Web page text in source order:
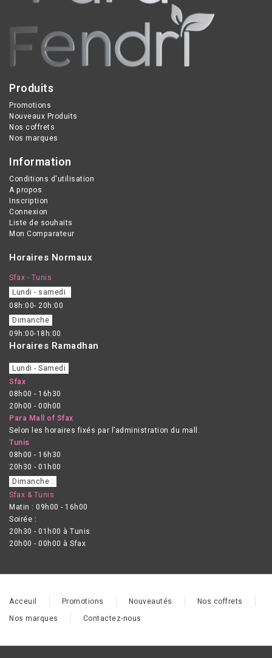
milieux aquatiques.
contre les UVA et UVB,
qui aide à prévenir les
taches pigmentaires,
Produits
Promotions
Nouveaux Produits
Nos coffrets
Nos marques
Information
Conditions d'utilisation
A propos
Inscription
Connexion
Liste de souhaits
Mon Comparateur
Horaires Normaux
Sfax - Tunis
Lundi - samedi
08h:00- 20h:00
Dimanche
09h:00-18h:00
Horaires Ramadhan
Lundi - Samedi
Sfax
08h00 - 16h30
20h00 - 00h00
Para Mall of Sfax
Selon les horaires fixés par l’administration du mall.
Tunis
08h00 - 16h30
20h30 - 01h00
Dimanche :
Sfax & Tunis
Matin : 09h00 - 16h00
Soirée :
20h30 - 01h00 à Tunis
20h00 - 00h00 à Sfax
Acceuil Promotions Nouveautés
Nos coffrets
Nos marques
Contactez-nous